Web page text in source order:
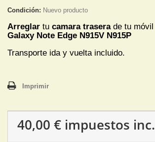
Condición: Nuevo producto
Arreglar tu camara trasera de tu móvil
Galaxy Note Edge N915V N915P
Transporte ida y vuelta incluido.
Imprimir
40,00 € impuestos inc.